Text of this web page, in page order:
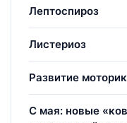
Лептоспироз
Листериоз
Развитие
С мая: новые